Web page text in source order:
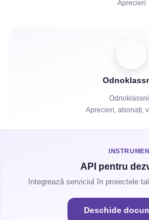
Aprecieri
Distribuiri
Ore de
Aprecieri, abonați,
API pentru
Integrează serviciul în proiectele
Deschide